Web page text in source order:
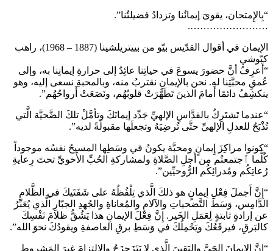
“بِالإِمتحان، يقوىَ إيمانُنا وتزدادُ فضيلتُنا”.
…………………….
الإيمان في أقوال القدّيس بيّو من بييتريلشينا (1887 – 1968)، راهب
كبّوشي
“أَعرِفُ أنَّ حضورَ يسوعَ في حياتِنا عائِدٌ إلى حرارةِ إيمانِنا به، وإلى
عُمقِ محبَّتِنا له. نحن بالإيمانِ نقتربُ منه، وبالمحبةِ نسعى إليه، وهو
ينكشِفُ دائمًا أَمامَ الذينَ تَطَهَّرَتْ قلوبُهُم، ونَصَعَتْ أَرواحُهُم”.
“عندما تَشتَرِكُ بالقدَّاسِ الإلهيِّ جَدِّد إيمانَكَ وتأمَّلْ تلكَ الضَّحيَّة الَّتي
تُذْبَحُ للعدلِ الإلهيِّ حتَّى تُرضِيَهُ وتجعلَها مقبولَةً لديه”.
“كونوا مراكِزَ إِيمانٍ ومحبَّة يكونُ في وسَطِها المسيحُ نفسُه موجوداً
كُلَّما ٱجتمعتُم من أَجلِ الصَّلاةِ ولمشاركةِ الحُبِّ الأَخويِّ تحتَ رِعايةِ
رُعاتِكُم ومُدرائِكُم الرُّوحيِّين”.
“إِنَّ أَجملَ فِعْلِ إيمانٍ هو ذلكَ الَّذي تِلْفُظُهُ على شَفَتَيكَ في الظَّلامِ
الدَّامِس، وَسَطَ التَّضحياتِ والآلامِ والمُعاناةِ والجُهدِ الجبّارِ الَّذي يُعَبِّرُ
عن إرادةٍ ثابتةٍ لِعَمَلِ الخَير. إِنَّ فِعْلَ الإيمانِ هذا يَشُقُّ ظلامَ نَفْسِكَ
كالبَرقِ، فيرفَعُكَ ويَحْمِلُكَ في وَسَطِ برقِ العاصفةِ ويقودُكَ نحوَ الله”.
“إِنَّ الإيمانَ الحَيَّ واليَقينَ الَّذي لا يَتَزَحزَحُ والإِلتزامَ غيرَ المَشروطِ